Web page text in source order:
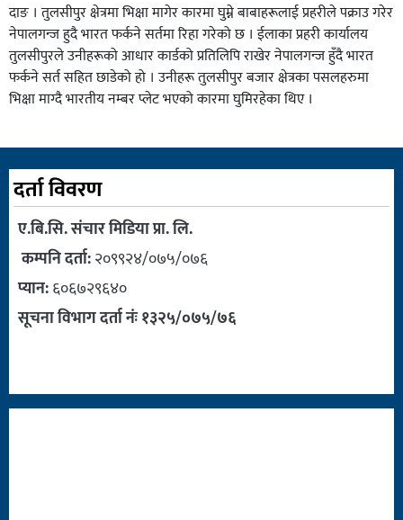
दाङ । तुलसीपुर क्षेत्रमा भिक्षा मागेर कारमा घुम्ने बाबाहरूलाई प्रहरीले पक्राउ गरेर
नेपालगन्ज हुदै भारत फर्कने सर्तमा रिहा गरेको छ । ईलाका प्रहरी कार्यालय
तुलसीपुरले उनीहरूको आधार कार्डको प्रतिलिपि राखेर नेपालगन्ज हुँदै भारत
फर्कने सर्त सहित छाडेको हो । उनीहरू तुलसीपुर बजार क्षेत्रका पसलहरुमा
भिक्षा माग्दै भारतीय नम्बर प्लेट भएको कारमा घुमिरहेका थिए ।
दर्ता विवरण
ए.बि.सि. संचार मिडिया प्रा. लि.
कम्पनि दर्ता:२०९९२४/०७५/०७६
प्यान:६०६७२९६४०
सूचना विभाग दर्ता नंः १३२५/०७५/७६